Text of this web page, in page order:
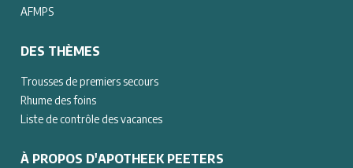
AFMPS
DES THÈMES
Trousses de premiers secours
Rhume des foins
Liste de contrôle des vacances
À PROPOS D'APOTHEEK PEETERS